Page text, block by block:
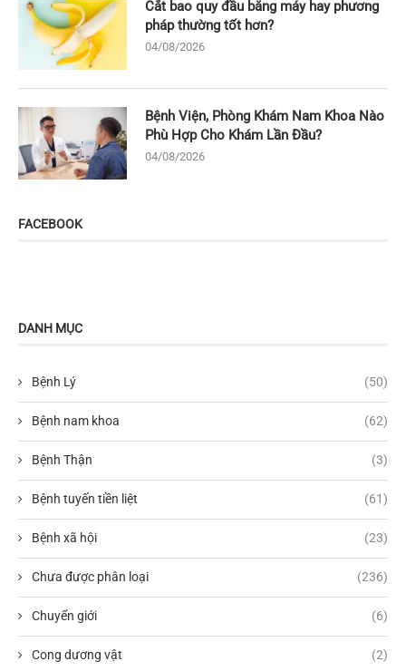
Cắt bao quy đầu bằng máy hay phương
pháp thường tốt hơn?
04/08/2026
Bệnh Viện, Phòng Khám Nam Khoa Nào
Phù Hợp Cho Khám Lần Đầu?
04/08/2026
FACEBOOK
DANH MỤC
Bệnh Lý (50)
Bệnh nam khoa (62)
Bệnh Thận (3)
Bệnh tuyến tiền liệt (61)
Bệnh xã hội (23)
Chưa được phân loại (236)
Chuyển giới (6)
Cong dương vật (2)